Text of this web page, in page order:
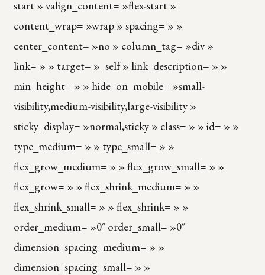
start » valign_content= »flex-start »
content_wrap= »wrap » spacing= » »
center_content= »no » column_tag= »div »
link= » » target= »_self » link_description= » »
min_height= » » hide_on_mobile= »small-
visibility,medium-visibility,large-visibility »
sticky_display= »normal,sticky » class= » » id= » »
type_medium= » » type_small= » »
flex_grow_medium= » » flex_grow_small= » »
flex_grow= » » flex_shrink_medium= » »
flex_shrink_small= » » flex_shrink= » »
order_medium= »0″ order_small= »0″
dimension_spacing_medium= » »
dimension_spacing_small= » »